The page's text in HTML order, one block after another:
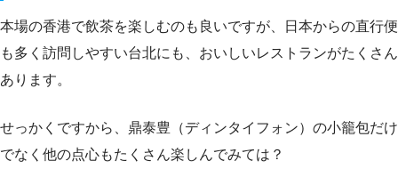
本場の香港で飲茶を楽しむのも良いですが、日本からの直行便
も多く訪問しやすい台北にも、おいしいレストランがたくさん
あります。
せっかくですから、鼎泰豊（ディンタイフォン）の小籠包だけ
でなく他の点心もたくさん楽しんでみては？